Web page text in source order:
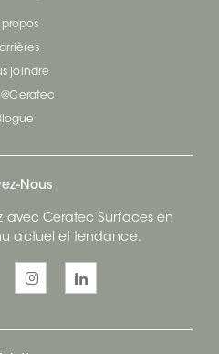
propos
joindre
Nous
avec Ceratec Surfaces en
actuel et tendance.